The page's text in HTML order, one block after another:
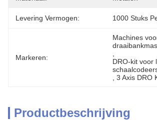
Levering Vermogen: 1000 Stuks
Markeren:
Machines
DRO-kit voor
3 Axis DRO
Productbeschrijving